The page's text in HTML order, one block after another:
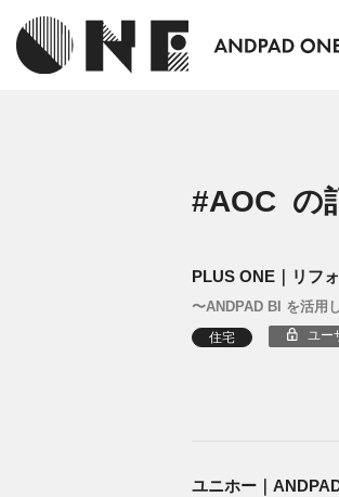
#AOC の
PLUS ONE｜リフ
〜ANDPAD BI を活用
住宅 ユー
ユニホー｜